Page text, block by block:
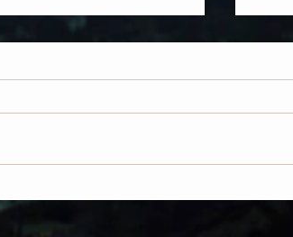
ESTADOS UNIDOS Y
NOS REVELAN QUE